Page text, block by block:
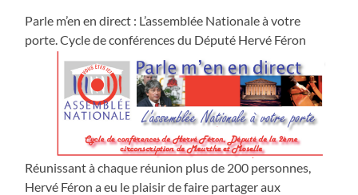
Parle m’en en direct : L’assemblée Nationale à votre
porte. Cycle de conférences du Député Hervé Féron
Réunissant à chaque réunion plus de 200 personnes,
Hervé Féron a eu le plaisir de faire partager aux